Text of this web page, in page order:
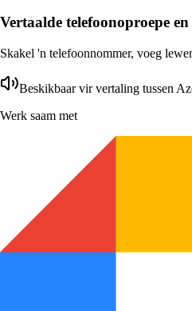
Vertaalde telefoonoproepe
Skakel 'n telefoonnommer, voeg
Beskikbaar vir vertaling tussen
Werk saam met